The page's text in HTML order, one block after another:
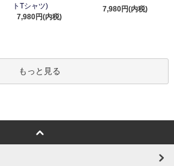
トTシャツ)
7,980円(内税)
7,980円(内税)
もっと見る